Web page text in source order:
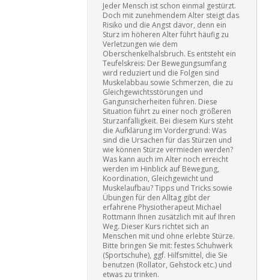
Jeder Mensch ist schon einmal gestürzt.
Doch mit zunehmendem Alter steigt das
Risiko und die Angst davor, denn ein
Sturz im höheren Alter führt häufig zu
Verletzungen wie dem
Oberschenkelhalsbruch. Es entsteht ein
Teufelskreis: Der Bewegungsumfang
wird reduziert und die Folgen sind
Muskelabbau sowie Schmerzen, die zu
Gleichgewichtsstörungen und
Gangunsicherheiten führen. Diese
Situation führt zu einer noch größeren
Sturzanfälligkeit. Bei diesem Kurs steht
die Aufklärung im Vordergrund: Was
sind die Ursachen für das Stürzen und
wie können Stürze vermieden werden?
Was kann auch im Alter noch erreicht
werden im Hinblick auf Bewegung,
Koordination, Gleichgewicht und
Muskelaufbau? Tipps und Tricks sowie
Übungen für den Alltag gibt der
erfahrene Physiotherapeut Michael
Rottmann Ihnen zusätzlich mit auf Ihren
Weg. Dieser Kurs richtet sich an
Menschen mit und ohne erlebte Stürze.
Bitte bringen Sie mit: festes Schuhwerk
(Sportschuhe), ggf. Hilfsmittel, die Sie
benutzen (Rollator, Gehstock etc.) und
etwas zu trinken.